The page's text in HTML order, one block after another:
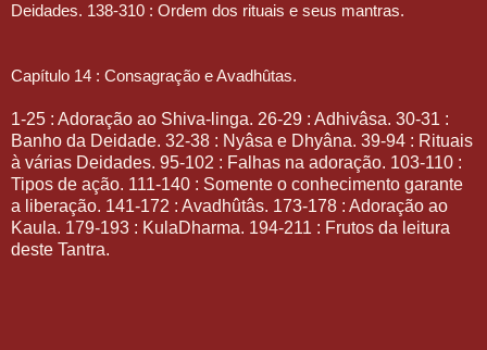
Deidades. 138-310 : Ordem dos rituais e seus mantras.
Capítulo 14 : Consagração e Avadhûtas.
1-25 : Adoração ao Shiva-linga. 26-29 : Adhivâsa. 30-31 :
Banho da Deidade. 32-38 : Nyâsa e Dhyâna. 39-94 : Rituais
à várias Deidades. 95-102 : Falhas na adoração. 103-110 :
Tipos de ação. 111-140 : Somente o conhecimento garante
a liberação. 141-172 : Avadhûtâs. 173-178 : Adoração ao
Kaula. 179-193 : KulaDharma. 194-211 : Frutos da leitura
deste Tantra.